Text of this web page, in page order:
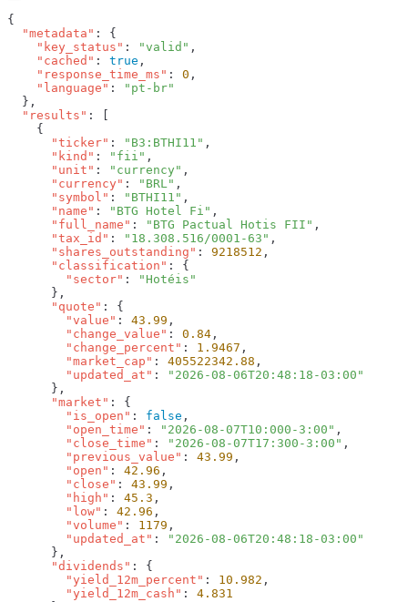
  "metadata"
    "key_status"
: "valid"
    "cached"
: true
    "response_time_ms"
: 0
    "language"
:
  "results"
      "ticker"
: "B3:BTHI11"
      "kind"
: "fii"
      "unit"
: "currency"
      "currency"
: "BRL"
      "symbol"
: "BTHI11"
      "name"
: "BTG Hotel Fi"
      "full_name"
: "BTG Pactual Hotis FII"
      "tax_id"
: "18.308.516/0001-63"
      "shares_outstanding"
: 9218512
      "classification"
        "sector"
:
      "quote"
        "value"
: 43.99
        "change_value"
: 0.84
        "change_percent"
: 1.9467
        "market_cap"
: 405522342.88
        "updated_at"
:
      "market"
        "is_open"
: false
        "open_time"
: "2026-08-07T10:000-3:00"
        "close_time"
: "2026-08-07T17:300-3:00"
        "previous_value"
: 43.99
        "open"
: 42.96
        "close"
: 43.99
        "high"
: 45.3
        "low"
: 42.96
        "volume"
: 1179
        "updated_at"
:
      "dividends"
        "yield_12m_percent"
: 10.982
        "yield_12m_cash"
: